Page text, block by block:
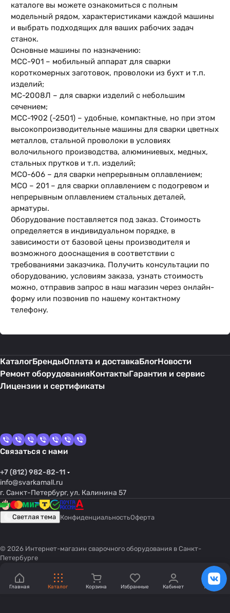
каталоге вы можете ознакомиться с полным
модельный рядом, характеристиками каждой машины
и выбрать подходящих для ваших рабочих задач
станок.
Основные машины по назначению:
МСС-901 – мобильный аппарат для сварки
короткомерных заготовок, проволоки из бухт и т.п.
изделий;
МС-2008Л – для сварки изделий с небольшим
сечением;
МСС-1902 (-2501) – удобные, компактные, но при этом
высокопроизводительные машины для сварки цветных
металлов, стальной проволоки в условиях
волочильного производства, алюминиевых, медных,
стальных прутков и т.п. изделий;
МСО-606 – для сварки непрерывным оплавлением;
МСО – 201 – для сварки оплавлением с подогревом и
непрерывным оплавлением стальных деталей,
арматуры.
Оборудование поставляется под заказ. Стоимость
определяется в индивидуальном порядке, в
зависимости от базовой цены производителя и
возможного дооснащения в соответствии с
требованиями заказчика. Получить консультации по
оборудованию, условиям заказа, узнать стоимость
можно, отправив запрос в наш магазин через онлайн-
форму или позвонив по нашему контактному
телефону.
КаталогБрендыОплата и доставкаБлогНовости
Ремонт оборудованияКонтактыГарантия и сервис
Лицензии и сертификаты
Связаться с нами
+7 (812) 982-82-11
info@svarkamall.ru
г. Санкт-Петербург, ул. Калинина 57
Светлая тема КонфиденциальностьОферта
© 2026 Интернет-магазин сварочного оборудования в Санкт-
Петербурге
Главная Каталог Корзина Избранные Кабинет Акции